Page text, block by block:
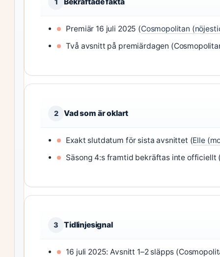
Premiär 16 juli 2025 (Cosmopolitan
Två avsnitt på premiärdagen
2 Vad som är oklart
Exakt slutdatum för sista avsnittet (Elle
Säsong 4:s framtid bekräftas inte officiellt
3 Tidlinjesignal
16 juli 2025: Avsnitt 1–2 släpps